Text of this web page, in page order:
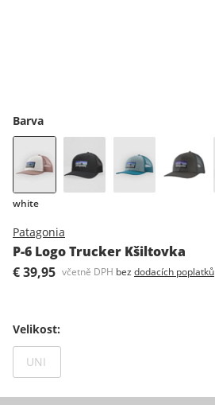
Barva
white
Patagonia
P-6 Logo Trucker Kšiltovka
€ 39,95 včetně DPH bez dodacích poplatků
Velikost:
UNI